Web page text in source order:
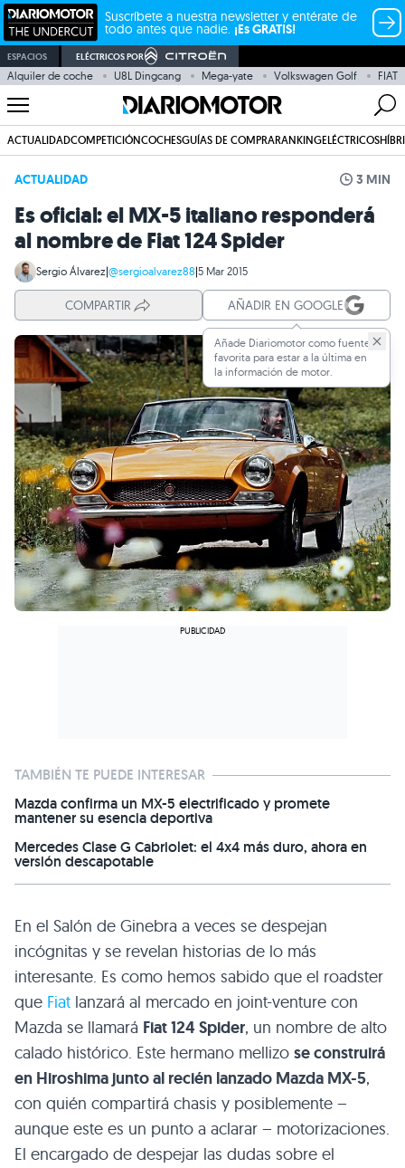
Suscríbete a nuestra newsletter y entérate de
todo antes que nadie. ¡Es GRATIS!
ESPACIOS ELÉCTRICOS POR
Alquiler de coche U8L Dingcang Mega-yate Volkswagen Golf FIAT
ACTUALIDADCOMPETICIÓNCOCHESGUÍAS DE COMPRARANKINGELÉCTRICOS
ACTUALIDAD 3 MIN
Es oficial: el MX-5 italiano responderá
al nombre de Fiat 124 Spider
Sergio Álvarez|@sergioalvarez88|5 Mar 2015
COMPARTIR AÑADIR EN GOOGLE
Añade Diariomotor como fuente
favorita para estar a la última en
la información de motor.
TAMBIÉN TE PUEDE INTERESAR
Mazda confirma un MX-5 electrificado y promete
mantener su esencia deportiva
Mercedes Clase G Cabriolet: el 4x4 más duro, ahora en
versión descapotable
En el Salón de Ginebra a veces se despejan
incógnitas y se revelan historias de lo más
interesante. Es como hemos sabido que el roadster
que Fiat lanzará al mercado en joint-venture con
Mazda se llamará Fiat 124 Spider, un nombre de alto
calado histórico. Este hermano mellizo se construirá
en Hiroshima junto al recién lanzado Mazda MX-5,
con quién compartirá chasis y posiblemente –
aunque este es un punto a aclarar – motorizaciones.
El encargado de despejar las dudas sobre el